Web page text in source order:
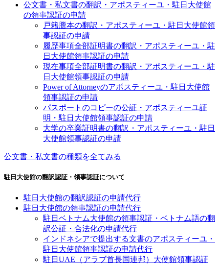
公文書・私文書の翻訳・アポスティーユ・駐日大使館
の領事認証の申請
戸籍謄本の翻訳・アポスティーユ・駐日大使館領
事認証の申請
履歴事項全部証明書の翻訳・アポスティーユ・駐
日大使館領事認証の申請
現在事項全部証明書の翻訳・アポスティーユ・駐
日大使館領事認証の申請
Power of Attorneyのアポスティーユ・駐日大使館
領事認証の申請
パスポートのコピーの公証・アポスティーユ証
明・駐日大使館領事認証の申請
大学の卒業証明書の翻訳・アポスティーユ・駐日
大使館領事認証の申請
公文書・私文書の種類を全てみる
駐日大使館の翻訳認証・領事認証について
駐日大使館の翻訳認証の申請代行
駐日大使館の領事認証の申請代行
駐日ベトナム大使館の領事認証・ベトナム語の翻
訳公証・合法化の申請代行
インドネシアで提出する文書のアポスティーユ・
駐日大使館領事認証の申請代行
駐日UAE（アラブ首長国連邦）大使館領事認証